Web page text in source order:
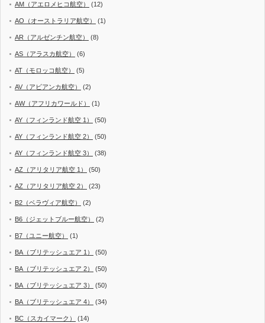
AM（アエロメヒコ航空） (12)
AO（オーストラリア航空） (1)
AR（アルゼンチン航空） (8)
AS（アラスカ航空） (6)
AT（モロッコ航空） (5)
AV（アビアンカ航空） (2)
AW（アフリカワールド） (1)
AY（フィンランド航空 1） (50)
AY（フィンランド航空 2） (50)
AY（フィンランド航空 3） (38)
AZ（アリタリア航空 1） (50)
AZ（アリタリア航空 2） (23)
B2（ベラヴィア航空） (2)
B6（ジェットブルー航空） (2)
B7（ユニー航空） (1)
BA（ブリテッシュエア 1） (50)
BA（ブリテッシュエア 2） (50)
BA（ブリテッシュエア 3） (50)
BA（ブリテッシュエア 4） (34)
BC（スカイマーク） (14)